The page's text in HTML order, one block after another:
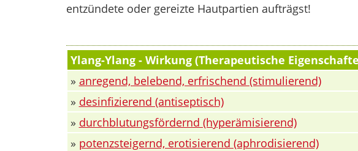
entzündete oder gereizte Hautpartien aufträgst!
Ylang-Ylang - Wirkung (Therapeutische
» anregend, belebend, erfrischend (stimulierend)
» desinfizierend (antiseptisch)
» durchblutungsfördernd (hyperämisierend)
» potenzsteigernd, erotisierend (aphrodisierend)